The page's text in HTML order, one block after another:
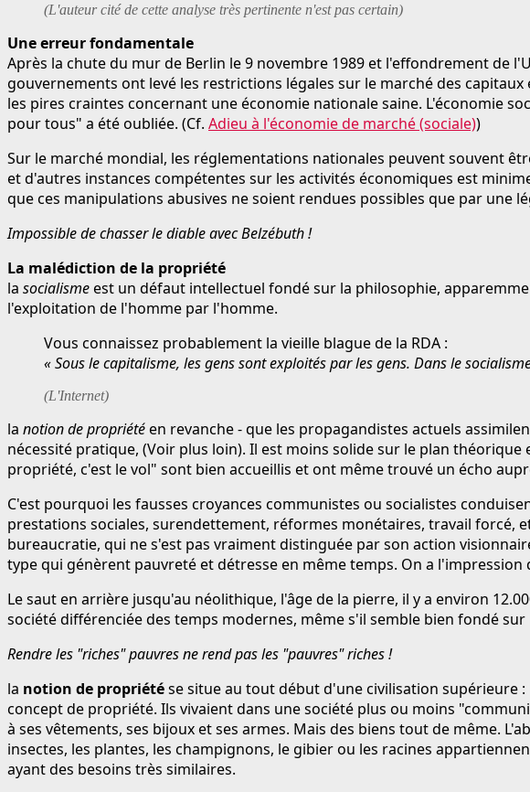
(L'auteur cité de cette analyse très pertinente n'est pas certain)
Une erreur fondamentale
Après la chute du mur de Berlin le 9 novembre 1989 et l'effondrement de
gouvernements ont levé les restrictions légales sur le marché des
les pires craintes concernant une économie nationale saine. L'économie
pour tous" a été oubliée. (Cf. Adieu à l'économie de marché (sociale))
Sur le marché mondial, les réglementations nationales peuvent souvent
et d'autres instances compétentes sur les activités économiques est
que ces manipulations abusives ne soient rendues possibles que par une
Impossible de chasser le diable avec Belzébuth !
La malédiction de la propriété
la socialismeest un défaut intellectuel fondé sur la philosophie,
l'exploitation de l'homme par l'homme.
Vous connaissez probablement la vieille blague de la RDA :
« Sous le capitalisme, les gens sont exploités par les gens. Dans le
(L'Internet)
la notion de propriétéen revanche - que les propagandistes actuels
nécessité pratique, (Voir plus loin). Il est moins solide sur le plan
propriété, c'est le vol" sont bien accueillis et ont même trouvé un écho
C'est pourquoi les fausses croyances communistes ou socialistes
prestations sociales, surendettement, réformes monétaires, travail forcé,
bureaucratie, qui ne s'est pas vraiment distinguée par son action
type qui génèrent pauvreté et détresse en même temps. On a
Le saut en arrière jusqu'au néolithique, l'âge de la pierre, il y a environ
société différenciée des temps modernes, même s'il semble bien fondé
Rendre les "riches" pauvres ne rend pas les "pauvres" riches !
la notion de propriétése situe au tout début d'une civilisation supérieure
concept de propriété. Ils vivaient dans une société plus ou moins
à ses vêtements, ses bijoux et ses armes. Mais des biens tout de même.
insectes, les plantes, les champignons, le gibier ou les racines
ayant des besoins très similaires.